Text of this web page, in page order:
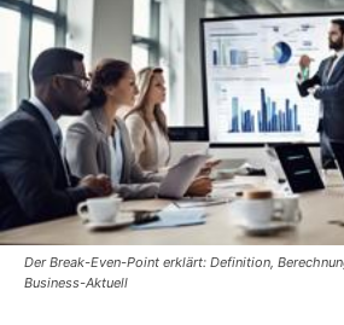
Der Break-Even-Point erklärt: Definition,
Business-Aktuell